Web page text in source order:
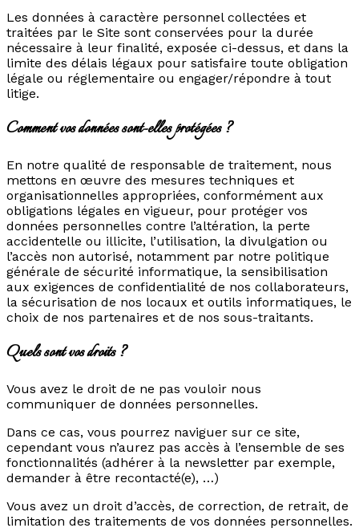
Les données à caractère personnel collectées et
traitées par le Site sont conservées pour la durée
nécessaire à leur finalité, exposée ci-dessus, et dans la
limite des délais légaux pour satisfaire toute obligation
légale ou réglementaire ou engager/répondre à tout
litige.
Comment vos données sont-elles protégées ?
En notre qualité de responsable de traitement, nous
mettons en œuvre des mesures techniques et
organisationnelles appropriées, conformément aux
obligations légales en vigueur, pour protéger vos
données personnelles contre l’altération, la perte
accidentelle ou illicite, l’utilisation, la divulgation ou
l’accès non autorisé, notamment par notre politique
générale de sécurité informatique, la sensibilisation
aux exigences de confidentialité de nos collaborateurs,
la sécurisation de nos locaux et outils informatiques, le
choix de nos partenaires et de nos sous-traitants.
Quels sont vos droits ?
Vous avez le droit de ne pas vouloir nous
communiquer de données personnelles.
Dans ce cas, vous pourrez naviguer sur ce site,
cependant vous n’aurez pas accès à l’ensemble de ses
fonctionnalités (adhérer à la newsletter par exemple,
demander à être recontacté(e), …)
Vous avez un droit d’accès, de correction, de retrait, de
limitation des traitements de vos données personnelles.